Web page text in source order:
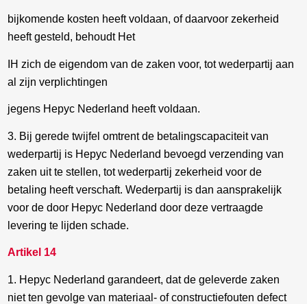
bijkomende kosten heeft voldaan, of daarvoor zekerheid
heeft gesteld, behoudt Het
IH zich de eigendom van de zaken voor, tot wederpartij aan
al zijn verplichtingen
jegens Hepyc Nederland heeft voldaan.
3. Bij gerede twijfel omtrent de betalingscapaciteit van
wederpartij is Hepyc Nederland bevoegd verzending van
zaken uit te stellen, tot wederpartij zekerheid voor de
betaling heeft verschaft. Wederpartij is dan aansprakelijk
voor de door Hepyc Nederland door deze vertraagde
levering te lijden schade.
Artikel 14
1. Hepyc Nederland garandeert, dat de geleverde zaken
niet ten gevolge van materiaal- of constructiefouten defect